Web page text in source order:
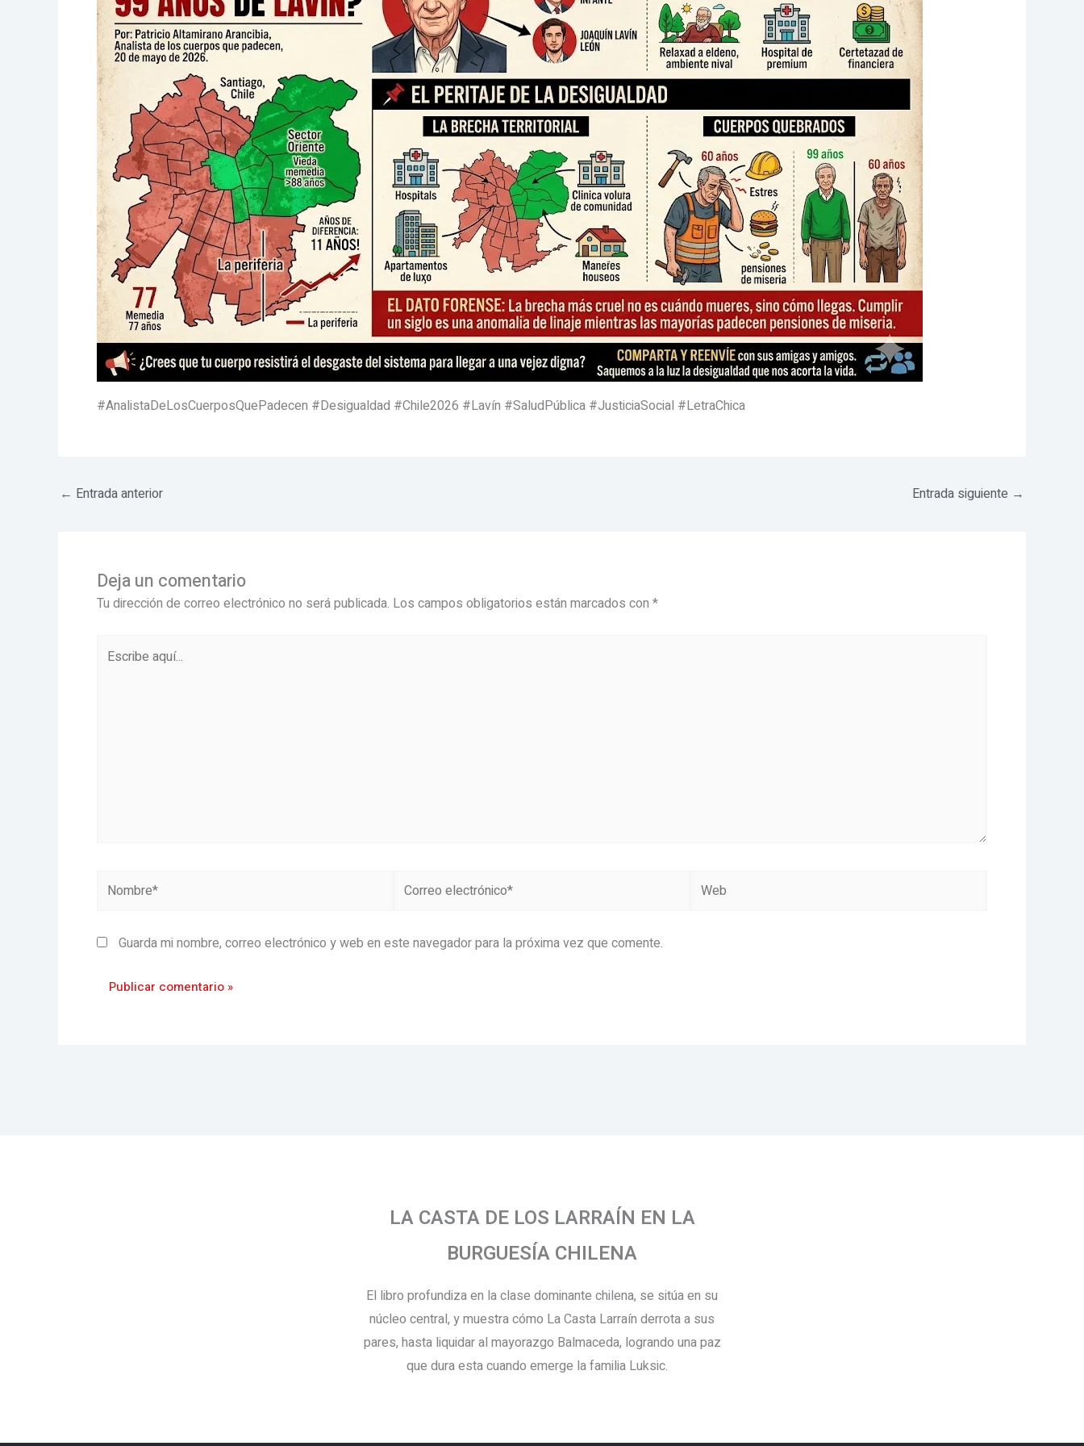
#AnalistaDeLosCuerposQuePadecen #Desigualdad #Chile2026 #Lavín #SaludPública #JusticiaSocial #LetraChica
← Entrada anterior Entrada siguiente →
Deja un comentario
Tu dirección de correo electrónico no será publicada. Los campos obligatorios están marcados con *
Nombre*
Correo
Web
Guarda mi nombre, correo electrónico y web en este navegador para la próxima vez que comente.
LA CASTA DE LOS LARRAÍN EN LA
BURGUESÍA CHILENA
El libro profundiza en la clase dominante chilena, se sitúa en su
núcleo central, y muestra cómo La Casta Larraín derrota a sus
pares, hasta liquidar al mayorazgo Balmaceda, logrando una paz
que dura esta cuando emerge la familia Luksic.